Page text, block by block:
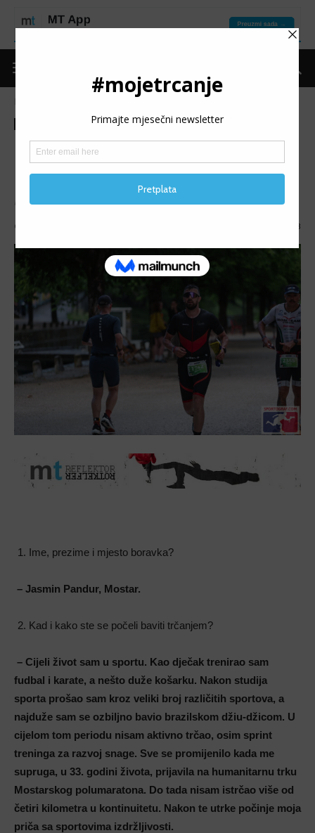
Izdvojeno MT reflektor
MT REFLEKTOR: Jasmin
Pandur
MT REFLEKTOR (155): Predstavljamo Jasmina Pandura.
Objavio 533
Ime, prezime i mjesto boravka?
– Jasmin Pandur, Mostar.
Kad i kako ste se počeli baviti trčanjem?
– Cijeli život sam u sportu. Kao dječak trenirao sam
fudbal i karate, a nešto duže košarku. Nakon studija
sporta prošao sam kroz veliki broj različitih sportova, a
najduže sam se ozbiljno bavio brazilskom džiu-džicom. U
cijelom tom periodu nisam aktivno trčao, osim sprint
treninga za razvoj snage. Sve se promijenilo kada me
supruga, u 33. godini života, prijavila na humanitarnu trku
Mostarskog polumaratona. Do tada nisam istrčao više od
četiri kilometra u kontinuitetu. Nakon te utrke počinje moja
priča sa sportovima izdržljivosti.